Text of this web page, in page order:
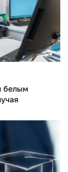
белым